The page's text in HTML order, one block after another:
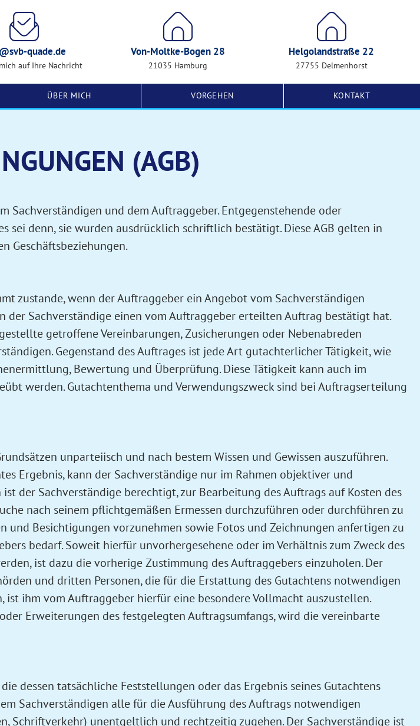
quade.de
auf Ihre Nachricht
Von-Moltke-Bogen 28
21035 Hamburg
Helgolandstraße 22
27755 Delmenhorst
ÜBER MICH VORGEHEN KONTAKT
(AGB)
Sachverständigen und dem Auftraggeber. Entgegenstehende oder
denn, sie wurden ausdrücklich schriftlich bestätigt. Diese AGB gelten in
Geschäftsbeziehungen.
zustande, wenn der Auftraggeber ein Angebot vom Sachverständigen
Sachverständige einen vom Auftraggeber erteilten Auftrag bestätigt hat.
getroffene Vereinbarungen, Zusicherungen oder Nebenabreden
Gegenstand des Auftrages ist jede Art gutachterlicher Tätigkeit, wie
Bewertung und Überprüfung. Diese Tätigkeit kann auch im
werden. Gutachtenthema und Verwendungszweck sind bei Auftragserteilung
unparteiisch und nach bestem Wissen und Gewissen auszuführen.
Ergebnis, kann der Sachverständige nur im Rahmen objektiver und
der Sachverständige berechtigt, zur Bearbeitung des Auftrags auf Kosten des
nach seinem pflichtgemäßen Ermessen durchzuführen oder durchführen zu
und Besichtigungen vorzunehmen sowie Fotos und Zeichnungen anfertigen zu
bedarf. Soweit hierfür unvorhergesehene oder im Verhältnis zum Zweck des
ist dazu die vorherige Zustimmung des Auftraggebers einzuholen. Der
und dritten Personen, die für die Erstattung des Gutachtens notwendigen
ihm vom Auftraggeber hierfür eine besondere Vollmacht auszustellen.
Erweiterungen des festgelegten Auftragsumfangs, wird die vereinbarte
dessen tatsächliche Feststellungen oder das Ergebnis seines Gutachtens
Sachverständigen alle für die Ausführung des Auftrags notwendigen
Schriftverkehr) unentgeltlich und rechtzeitig zugehen. Der Sachverständige ist